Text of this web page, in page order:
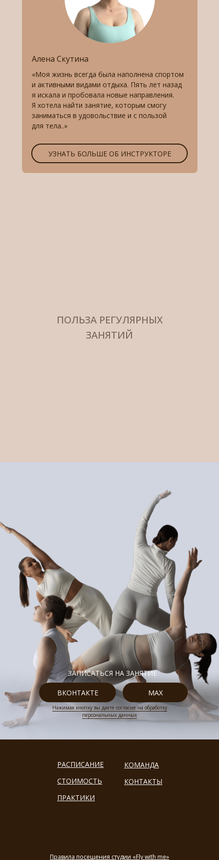
Алена Скутина
«Моя жизнь всегда была наполнена спортом
и активными видами отдыха. Пять лет назад
я искала и пробовала новые направления.
Я хотела найти занятие, которым смогу
заниматься в удовольствие и с пользой
для тела..»
УЗНАТЬ БОЛЬШЕ ОБ ИНСТРУКТОРЕ
ПОЛЬЗА РЕГУЛЯРНЫХ
ЗАНЯТИЙ
Нажимая кнопку вы даете согласие на обработку
персональных данных
MAX
ВКОНТАКТЕ
ЗАПИСАТЬСЯ НА ЗАНЯТИЕ
РАСПИСАНИЕ
СТОИМОСТЬ
ПРАКТИКИ
КОМАНДА
КОНТАКТЫ
Правила посещения студии «Fly with me»